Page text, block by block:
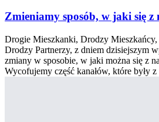
Zmieniamy sposób, w jaki się
Drogie Mieszkanki, Drodzy
Drodzy Partnerzy, z dniem dzisiejszym
zmiany w sposobie, w jaki można się z
Wycofujemy część kanałów, które były